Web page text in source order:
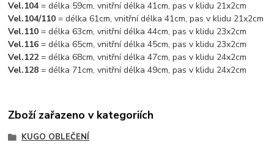
Vel.104 = délka 59cm, vnitřní délka 41cm, pas v klidu 21x2cm
Vel.104/110 = délka 61cm, vnitřní délka 41cm, pas v klidu 21x2cm
Vel.110 = délka 63cm, vnitřní délka 44cm, pas v klidu 23x2cm
Vel.116= délka 65cm, vnitřní délka 45cm, pas v klidu 23x2cm
Vel.122 = délka 68cm, vnitřní délka 47cm, pas v klidu 24x2cm
Vel.128 = délka 71cm, vnitřní délka 49cm, pas v klidu 24x2cm
Zboží zařazeno v kategoriích
KUGO OBLEČENÍ